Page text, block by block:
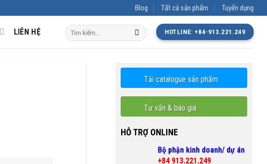
Blog Tất cả sản phẩm Tuyển dụng
LIÊN HỆ
Tìm
kiếm:
HOTLINE: +84-913.221.249
Tải catalogue sản phẩm
Tư vấn & báo giá
HỖ TRỢ ONLINE
Bộ phận kinh doanh/ dự án
+84 913.221.249